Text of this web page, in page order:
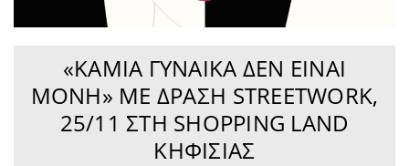
«ΚΑΜΊΑ ΓΥΝΑΊΚΑ ΔΕΝ ΕΊΝΑΙ
ΜΌΝΗ» ΜΕ ΔΡΆΣΗ STREETWORK,
25/11 ΣΤΗ SHOPPING LAND
ΚΗΦΙΣΙΆΣ